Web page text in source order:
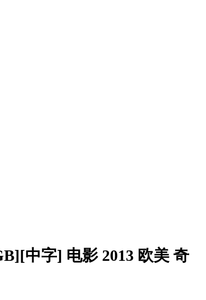
中字] 电影 2013 欧美 奇